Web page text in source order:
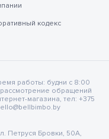
кодекс
работы: будни с 8:00
обращений
магазина, тел: +375
Петруся Бровки, 50А,